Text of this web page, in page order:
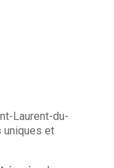
Laurent-du-
uniques et